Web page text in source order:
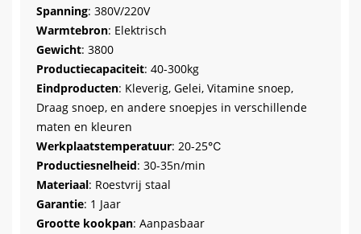
Spanning: 380V/220V
Warmtebron: Elektrisch
Gewicht: 3800
Productiecapaciteit: 40-300kg
Eindproducten: Kleverig, Gelei, Vitamine snoep,
Draag snoep, en andere snoepjes in verschillende
maten en kleuren
Werkplaatstemperatuur: 20-25℃
Productiesnelheid: 30-35n/min
Materiaal: Roestvrij staal
Garantie: 1 Jaar
Grootte kookpan: Aanpasbaar